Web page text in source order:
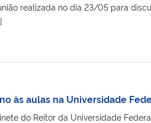
realizada no dia 23/05 para
às aulas na Universidade
do Reitor da Universidade